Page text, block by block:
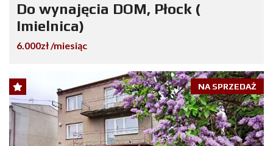
Do wynajęcia DOM, Płock (
Imielnica)
6.000zł /miesiąc
NA SPRZEDAŻ